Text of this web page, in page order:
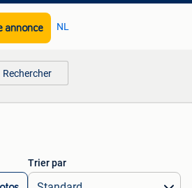
annonce NL
Rechercher
Trier par